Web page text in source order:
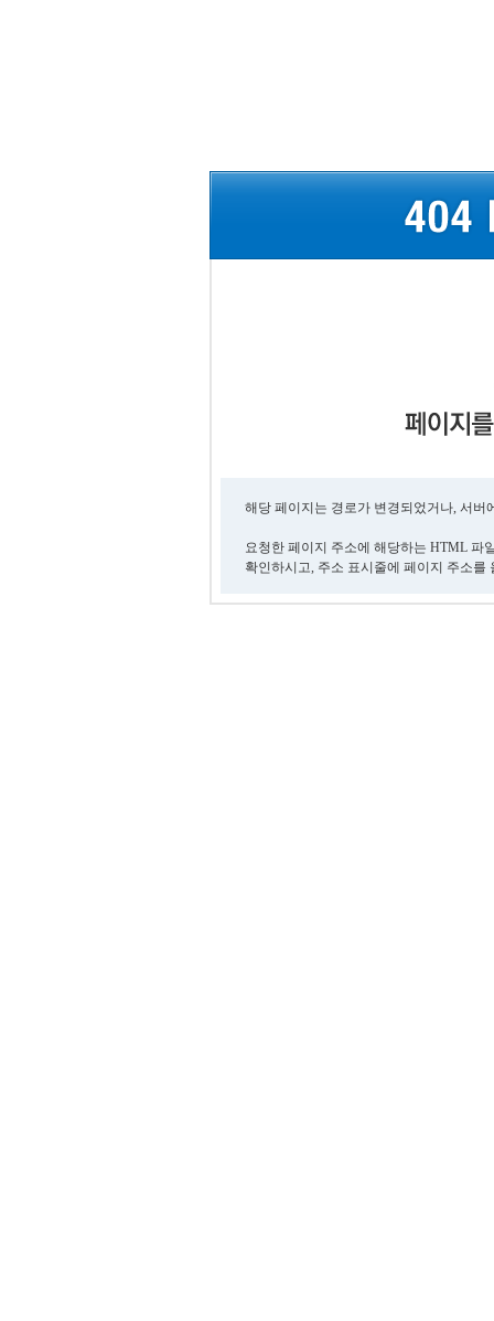
해당 페이지는 경로가 변경되었거나, 서
요청한 페이지 주소에 해당하는 HTML 파
확인하시고, 주소 표시줄에 페이지 주소